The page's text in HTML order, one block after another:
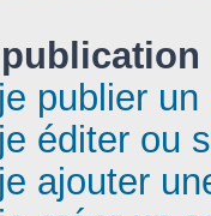
publier
éditer ou
ajouter